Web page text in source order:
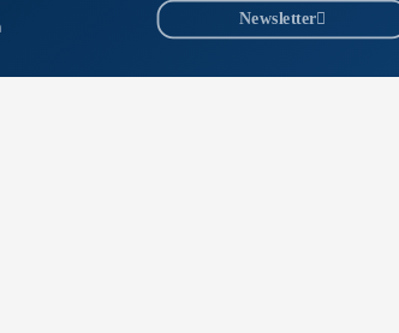
Newsletter